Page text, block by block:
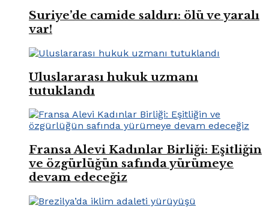
Suriye’de camide saldırı: ölü ve yaralı
var!
Uluslararası hukuk uzmanı
tutuklandı
Fransa Alevi Kadınlar Birliği: Eşitliğin
ve özgürlüğün safında yürümeye
devam edeceğiz